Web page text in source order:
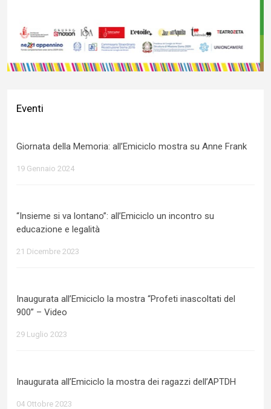
Eventi
Giornata della Memoria: all’Emiciclo mostra su Anne Frank
19 Gennaio 2024
“Insieme si va lontano”: all’Emiciclo un incontro su
educazione e legalità
21 Dicembre 2023
Inaugurata all’Emiciclo la mostra “Profeti inascoltati del
900” – Video
29 Luglio 2023
Inaugurata all’Emiciclo la mostra dei ragazzi dell’APTDH
04 Ottobre 2023